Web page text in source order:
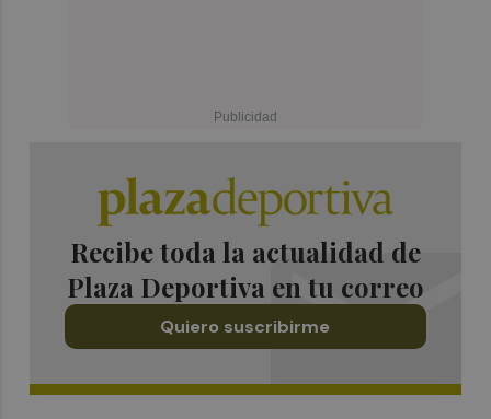
Recibe toda la actualidad de
Plaza Deportiva en tu correo
Quiero suscribirme